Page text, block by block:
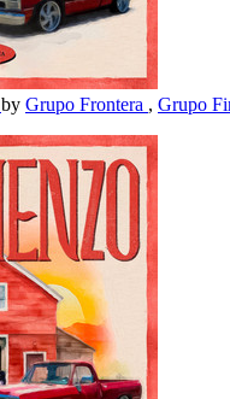
by Grupo Frontera , Grupo